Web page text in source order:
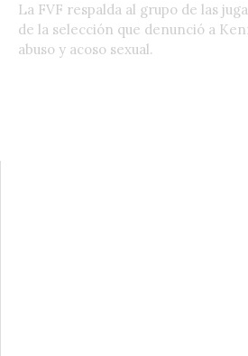
La FVF respalda al grupo de las
de la selección que denunció a
abuso y acoso sexual.